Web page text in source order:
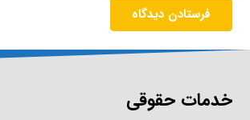
فرستادن دیدگاه
خدمات حقوقی